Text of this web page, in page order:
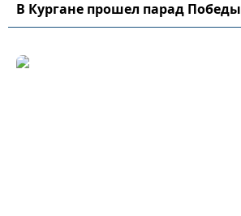
В Кургане прошел парад Победы